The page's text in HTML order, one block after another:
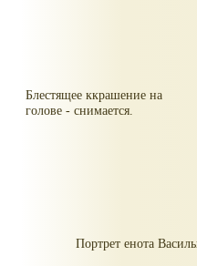
Блестящее ккрашение на
голове - снимается.
Портрет енота